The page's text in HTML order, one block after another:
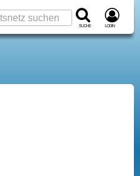
Suche Login